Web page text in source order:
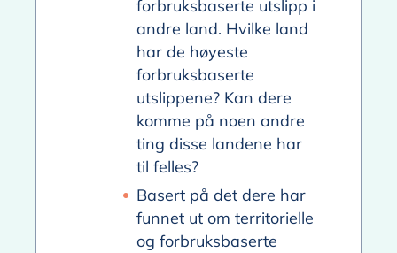
forbruksbaserte utslipp i
andre land. Hvilke land
har de høyeste
forbruksbaserte
utslippene? Kan dere
komme på noen andre
ting disse landene har
til felles?
Basert på det dere har
funnet ut om territorielle
og forbruksbaserte